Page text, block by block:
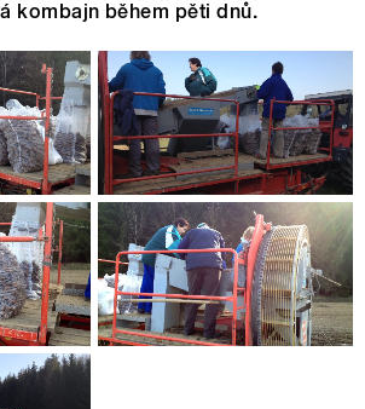
kombajn během pěti dnů.